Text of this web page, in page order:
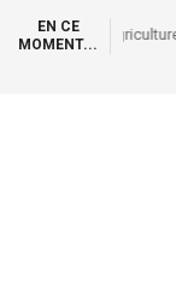
EN CE
MOMENT...
Elu de